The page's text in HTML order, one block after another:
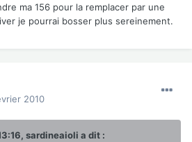
ma 156 pour la remplacer par une
je pourrai bosser plus sereinement.
2010
sardineaioli a dit :